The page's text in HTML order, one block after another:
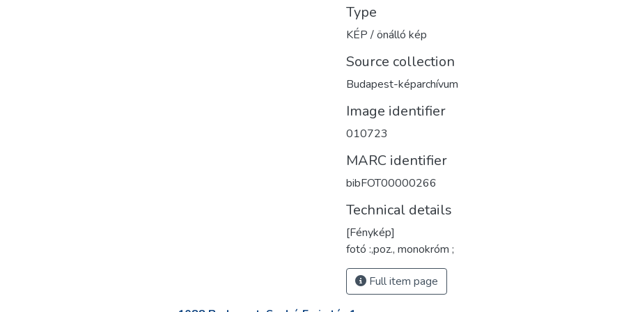
Type
KÉP / önálló kép
Source collection
Budapest-képarchívum
Image identifier
010723
MARC identifier
bibFOT00000266
Technical details
[Fénykép]
fotó :,poz., monokróm ;
Full item page